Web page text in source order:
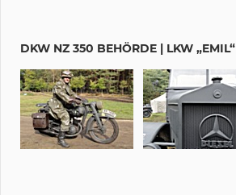
DKW NZ 350 BEHÖRDE | LKW „EMIL“